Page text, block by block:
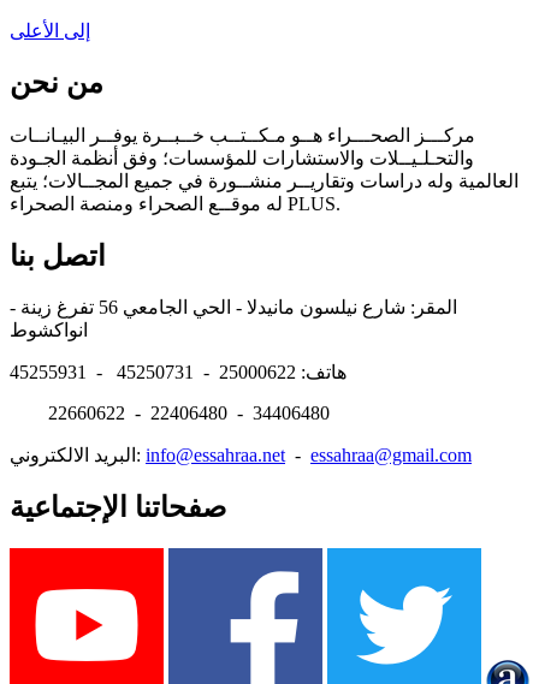
إلى الأعلى
من نحن
مركـــز الصحـــراء هــو مـكــتــب خــبــرة يوفــر البيـانــات
والتحـلـيــلات والاستشارات للمؤسسات؛ وفق أنظمة الجـودة
العالمية وله دراسات وتقاريــر منشــورة في جميع المجــالات؛ يتبع
له موقــع الصحراء ومنصة الصحراء PLUS.
اتصل بنا
المقر: شارع نيلسون مانيدلا - الحي الجامعي 56 تفرغ زينة -
هاتف: 25000622 - 45250731 - 45255931
22660622 - 22406480 - 34406480
البريد الالكتروني: info@essahraa.net- essahraa@gmail.com
صفحاتنا الإجتماعية